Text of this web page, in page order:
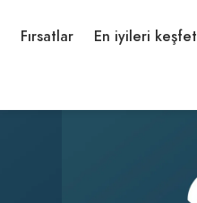
Fırsatlar En iyileri keşfet